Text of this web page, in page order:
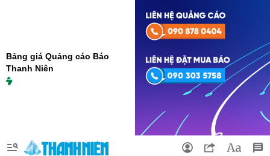
Bảng giá Quảng cáo Báo
Thanh Niên